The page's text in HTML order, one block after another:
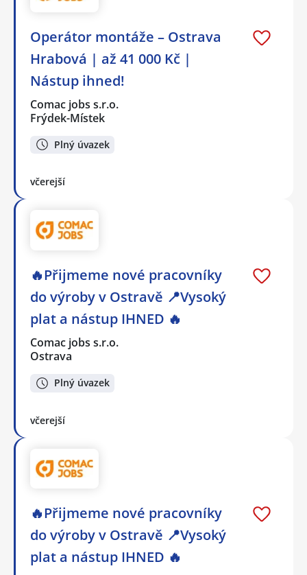
Operátor montáže – Ostrava
Hrabová | až 41 000 Kč |
Nástup ihned!
Comac jobs s.r.o.
Frýdek-Místek
Plný úvazek
včerejší
🔥Přijmeme nové pracovníky
do výroby v Ostravě 📍Vysoký
plat a nástup IHNED 🔥
Comac jobs s.r.o.
Ostrava
Plný úvazek
včerejší
🔥Přijmeme nové pracovníky
do výroby v Ostravě 📍Vysoký
plat a nástup IHNED 🔥